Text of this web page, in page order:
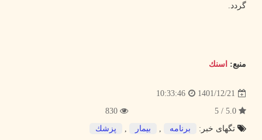
گردد.
منبع: اسنك
1401/12/21
10:33:46
تگهای خبر:
برنامه , بیمار , پزشك